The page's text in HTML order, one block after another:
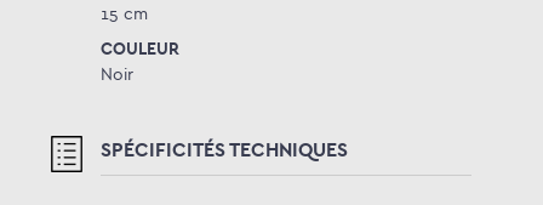
15 cm
COULEUR
Noir
SPÉCIFICITÉS TECHNIQUES